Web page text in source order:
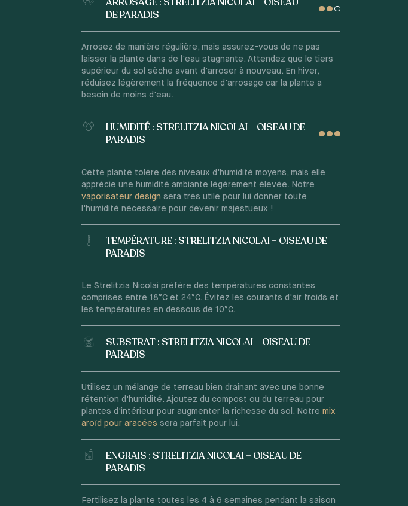
DE PARADIS
Arrosez de manière régulière, mais assurez-vous de ne pas
laisser la plante dans de l'eau stagnante. Attendez que le tiers
supérieur du sol sèche avant d'arroser à nouveau. En hiver,
réduisez légèrement la fréquence d'arrosage car la plante a
besoin de moins d'eau.
HUMIDITÉ : STRELITZIA NICOLAI – OISEAU DE
PARADIS
Cette plante tolère des niveaux d'humidité moyens, mais elle
apprécie une humidité ambiante légèrement élevée. Notre
vaporisateur design sera très utile pour lui donner toute
l'humidité nécessaire pour devenir majestueux !
TEMPÉRATURE : STRELITZIA NICOLAI – OISEAU DE
PARADIS
Le Strelitzia Nicolai préfère des températures constantes
comprises entre 18°C et 24°C. Évitez les courants d'air froids et
les températures en dessous de 10°C.
SUBSTRAT : STRELITZIA NICOLAI – OISEAU DE
PARADIS
Utilisez un mélange de terreau bien drainant avec une bonne
rétention d'humidité. Ajoutez du compost ou du terreau pour
plantes d'intérieur pour augmenter la richesse du sol. Notre mix
aroïd pour aracées sera parfait pour lui.
ENGRAIS : STRELITZIA NICOLAI – OISEAU DE
PARADIS
Fertilisez la plante toutes les 4 à 6 semaines pendant la saison